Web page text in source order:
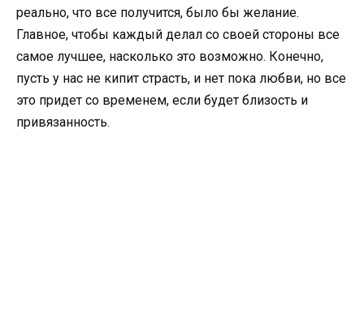
реально, что все получится, было бы желание.
Главное, чтобы каждый делал со своей стороны все
самое лучшее, насколько это возможно. Конечно,
пусть у нас не кипит страсть, и нет пока любви, но все
это придет со временем, если будет близость и
привязанность.